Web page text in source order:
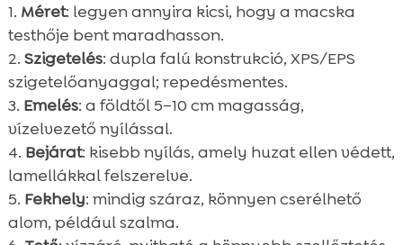
Méret: legyen annyira kicsi, hogy a macska
testhője bent maradhasson.
Szigetelés: dupla falú konstrukció, XPS/EPS
szigetelőanyaggal; repedésmentes.
Emelés: a földtől 5–10 cm magasság,
vízelvezető nyílással.
Bejárat: kisebb nyílás, amely huzat ellen védett,
lamellákkal felszerelve.
Fekhely: mindig száraz, könnyen cserélhető
alom, például szalma.